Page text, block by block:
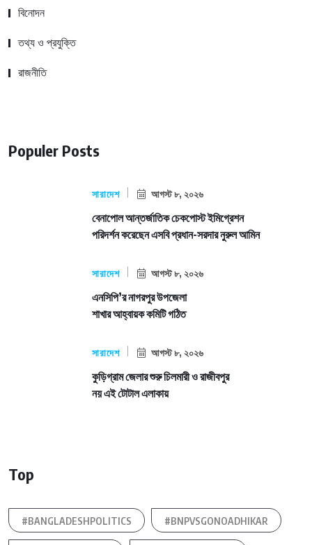
বিনোদন
তথ্য ও প্রযুক্তি
রাজনীতি
Populer Posts
সারাদেশ আগস্ট ৮, ২০২৬
বেনাপোল আন্তর্জাতিক চেকপোস্ট ইমিগ্রেশন
পরিদর্শন করেছেন এসবি প্রধান-সরদার নুরুল আমিন
সারাদেশ আগস্ট ৮, ২০২৬
এনসিপি’র নাগরপুর উপজেলা
শাখার আহ্বায়ক কমিটি গঠিত
সারাদেশ আগস্ট ৮, ২০২৬
কুড়িগ্রাম জেলার শুরু চিলমারী ও রাজীবপুর
নয় এই টোটাল এলাকায়
Top
#BANGLADESHPOLITICS #BNPVSGONOADHIKAR